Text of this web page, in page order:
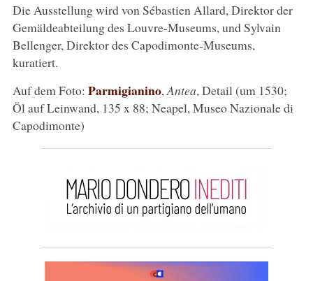
Die Ausstellung wird von Sébastien Allard, Direktor der
Gemäldeabteilung des Louvre-Museums, und Sylvain
Bellenger, Direktor des Capodimonte-Museums,
kuratiert.
Auf dem Foto: Parmigianino, Antea, Detail (um 1530;
Öl auf Leinwand, 135 x 88; Neapel, Museo Nazionale di
Capodimonte)